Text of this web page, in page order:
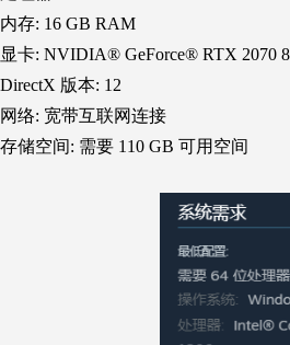
内存: 16 GB RAM
显卡: NVIDIA® GeForce® RTX 2070
DirectX 版本: 12
网络: 宽带互联网连接
存储空间: 需要 110 GB 可用空间